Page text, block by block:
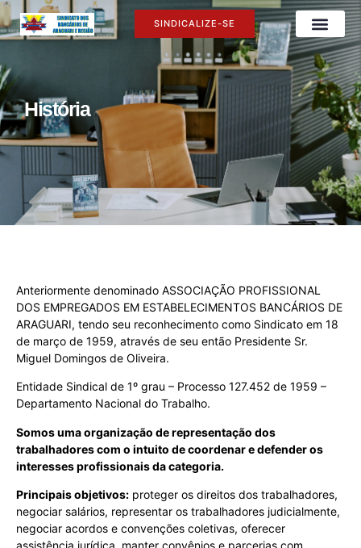
SINDICALIZE-SE
História
Anteriormente denominado ASSOCIAÇÃO PROFISSIONAL
DOS EMPREGADOS EM ESTABELECIMENTOS BANCÁRIOS DE
ARAGUARI, tendo seu reconhecimento como Sindicato em 18
de março de 1959, através de seu então Presidente Sr.
Miguel Domingos de Oliveira.
Entidade Sindical de 1º grau – Processo 127.452 de 1959 –
Departamento Nacional do Trabalho.
Somos uma organização de representação dos
trabalhadores com o intuito de coordenar e defender os
interesses profissionais da categoria.
Principais objetivos: proteger os direitos dos trabalhadores,
negociar salários, representar os trabalhadores judicialmente,
negociar acordos e convenções coletivas, oferecer